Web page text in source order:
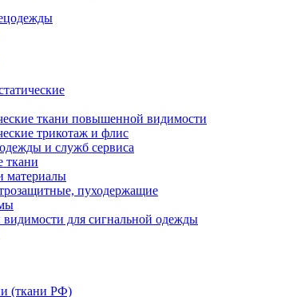
ткани повышенной видимости
трикотаж и флис
и служб сервиса
ткани
материалы
пуходержащие
для сигнальной одежды
(ткани РФ)